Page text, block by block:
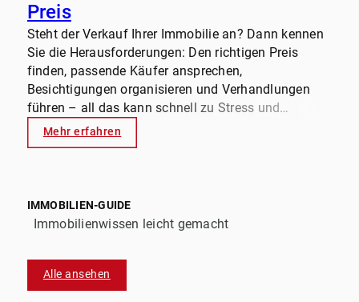
Preis
Steht der Verkauf Ihrer Immobilie an? Dann kennen
Sie die Herausforderungen: Den richtigen Preis
finden, passende Käufer ansprechen,
Besichtigungen organisieren und Verhandlungen
führen – all das kann schnell zu Stress und
Unsicherheit führen. Mit uns an Ihrer Seite können
Sie den Verkauf Ihrer Immobilie gelassen angehen.
zum reibungslosen Notartermin.
Mehr erfahren
IMMOBILIEN-GUIDE
Immobilienwissen leicht gemacht
Alle ansehen